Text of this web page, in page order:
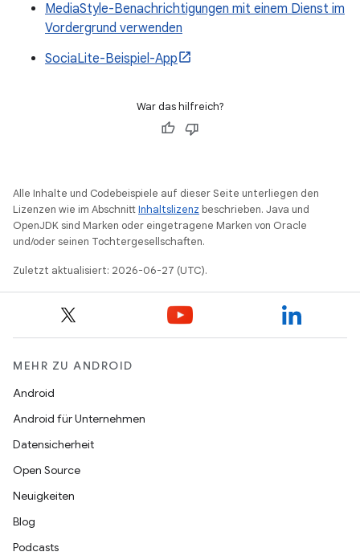
MediaStyle-Benachrichtigungen mit einem Dienst im
Vordergrund verwenden
SociaLite-Beispiel-App
War das hilfreich?
Alle Inhalte und Codebeispiele auf dieser Seite unterliegen den
Lizenzen wie im AbschnittInhaltslizenz beschrieben. Java und
OpenJDK sind Marken oder eingetragene Marken von Oracle
und/oder seinen Tochtergesellschaften.
Zuletzt aktualisiert: 2026-06-27 (UTC).
MEHR ZU ANDROID
Android
Android für Unternehmen
Datensicherheit
Open Source
Neuigkeiten
Blog
Podcasts